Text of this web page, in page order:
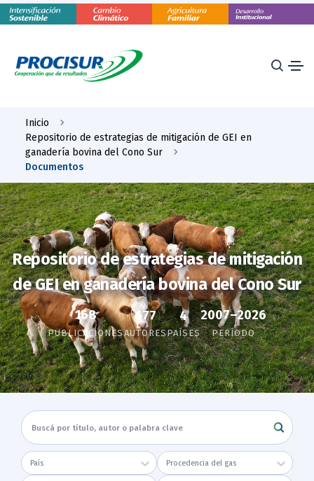
Inicio
Repositorio de estrategias de mitigación de GEI en
ganadería bovina del Cono Sur
Documentos
Repositorio de estrategias de mitigación
de GEI en ganadería bovina del Cono Sur
168
PUBLICACIONES
677
AUTORES
4
PAÍSES
2007–2026
PERÍODO
País Procedencia del gas